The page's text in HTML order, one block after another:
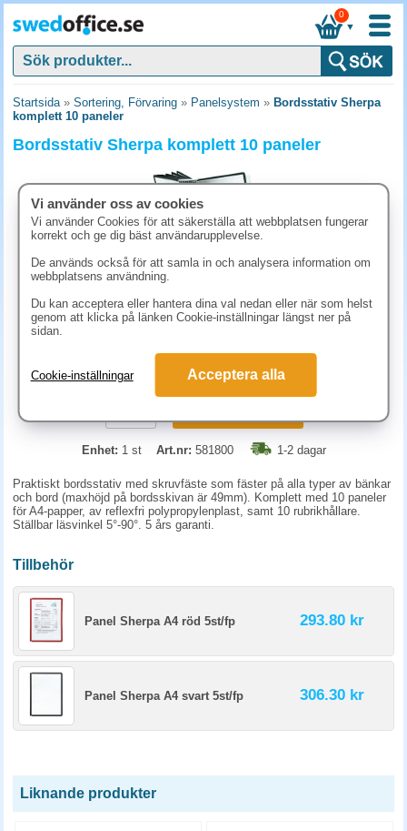
▼
0
Startsida» Sortering, Förvaring » Panelsystem » Bordsstativ Sherpa
komplett 10 paneler
Bordsstativ Sherpa komplett 10 paneler
1123.80 kr (inkl. moms)
Enhet: 1 st Art.nr: 581800 1-2 dagar
Praktiskt bordsstativ med skruvfäste som fäster på alla typer av bänkar
och bord (maxhöjd på bordsskivan är 49mm). Komplett med 10 paneler
för A4-papper, av reflexfri polypropylenplast, samt 10 rubrikhållare.
Ställbar läsvinkel 5°-90°. 5 års garanti.
Tillbehör
Panel Sherpa A4 röd 5st/fp 293.80 kr
Panel Sherpa A4 svart 5st/fp 306.30 kr
Liknande produkter
Vi använder oss av cookies
Vi använder Cookies för att säkerställa att webbplatsen fungerar
korrekt och ge dig bäst användarupplevelse.
De används också för att samla in och analysera information om
webbplatsens användning.
Du kan acceptera eller hantera dina val nedan eller när som helst
genom att klicka på länken Cookie-inställningar längst ner på
sidan.
Cookie-inställningar Acceptera alla